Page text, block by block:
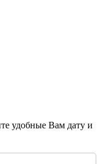
удобные Вам дату и